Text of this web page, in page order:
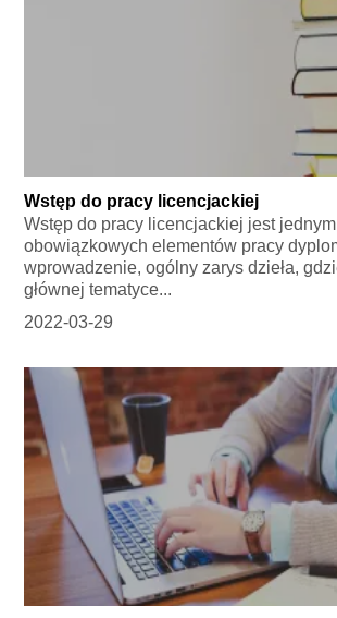
Wstęp do pracy licencjackiej
Wstęp do pracy licencjackiej jest
obowiązkowych elementów pracy
wprowadzenie, ogólny zarys dzieła,
głównej tematyce...
2022-03-29